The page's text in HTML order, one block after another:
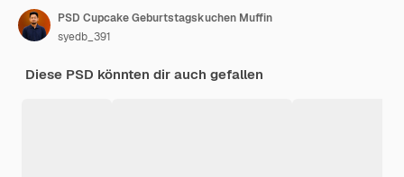
PSD Cupcake Geburtstagskuchen Muffin
syedb_391
Diese PSD könnten dir auch gefallen